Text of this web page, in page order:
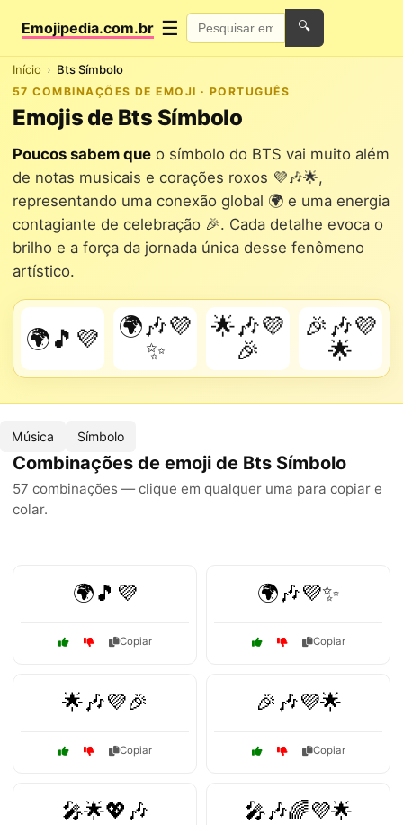
Emojipedia.com.br ☰ 🔍
Início Bts Símbolo
57 COMBINAÇÕES DE EMOJI · PORTUGUÊS
Emojis de Bts Símbolo
Poucos sabem que o símbolo do BTS vai muito além
de notas musicais e corações roxos 💜🎶🌟,
representando uma conexão global 🌍 e uma energia
contagiante de celebração 🎉. Cada detalhe evoca o
brilho e a força da jornada única desse fenômeno
artístico.
🌍🎵💜
🌍🎶💜
✨
🌟🎶💜
🎉
🎉🎶💜
🌟
Música Símbolo
Combinações de emoji de Bts Símbolo
57 combinações — clique em qualquer uma para copiar e
colar.
🌍🎵💜
Copiar
🌍🎶💜✨
Copiar
🌟🎶💜🎉
Copiar
🎉🎶💜🌟
Copiar
🎤🌟💖🎶 🎤🎶🌈💜🌟